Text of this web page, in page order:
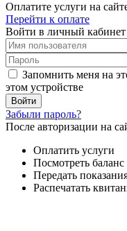
Оплатите услуги на
Перейти к оплате
Войти в личный кабинет
Запомнить меня на
этом устройстве
Забыли пароль?
После авторизации на
Оплатить услуги
Посмотреть баланс
Передать
Распечатать